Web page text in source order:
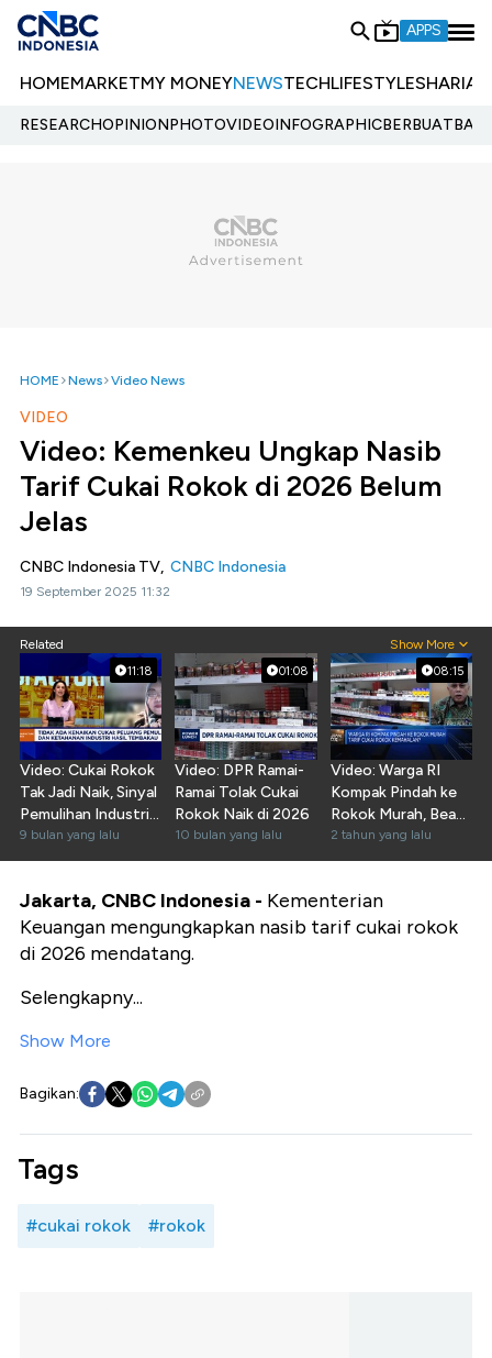
APPS
HOMEMARKETMY MONEYNEWSTECHLIFESTYLESHARIA
RESEARCHOPINIONPHOTOVIDEOINFOGRAPHIC
HOME News Video News
VIDEO
Video: Kemenkeu Ungkap Nasib
Tarif Cukai Rokok di 2026 Belum
Jelas
CNBC Indonesia TV, CNBC Indonesia
19 September 2025 11:32
Related Show More
11:18
Video: Cukai Rokok
Tak Jadi Naik, Sinyal
Pemulihan Industri
Tembakau
9 bulan yang lalu
01:08
Video: DPR Ramai-
Ramai Tolak Cukai
Rokok Naik di 2026
10 bulan yang lalu
08:15
Video: Warga RI
Kompak Pindah ke
Rokok Murah, Bea
Cukai Buka Suara!
2 tahun yang lalu
Jakarta, CNBC Indonesia - Kementerian
Keuangan mengungkapkan nasib tarif cukai rokok
di 2026 mendatang.
Selengkapny...
Show More
Bagikan:
Tags
#cukai rokok #rokok